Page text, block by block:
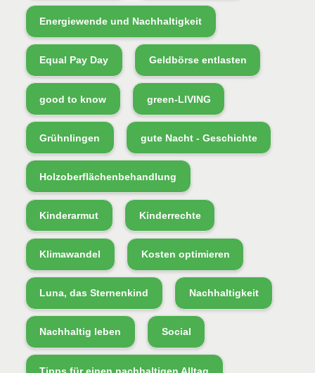
Energiewende und Nachhaltigkeit
Equal Pay Day Geldbörse entlasten
good to know green-LIVING
Grühnlingen gute Nacht - Geschichte
Holzoberflächenbehandlung
Kinderarmut Kinderrechte
Klimawandel Kosten optimieren
Luna, das Sternenkind Nachhaltigkeit
Nachhaltig leben Social
Tipps für einen nachhaltigen Alltag